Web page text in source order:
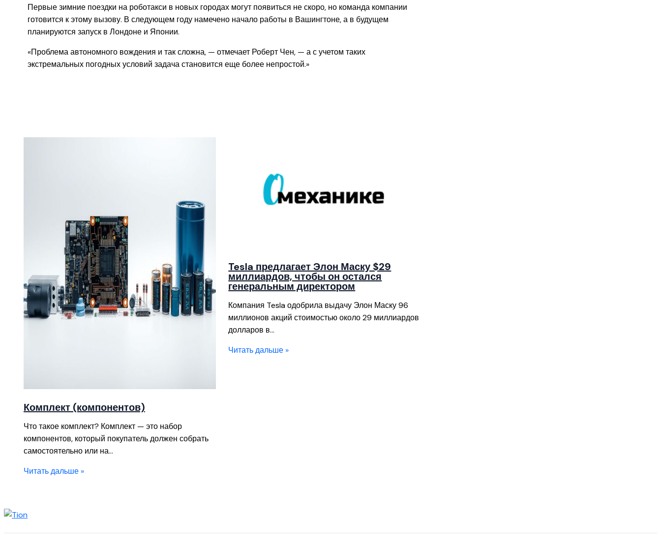
Первые зимние поездки на роботакси в новых городах могут появиться не скоро, но команда компании
готовится к этому вызову. В следующем году намечено начало работы в Вашингтоне, а в будущем
планируются запуск в Лондоне и Японии.
«Проблема автономного вождения и так сложна, — отмечает Роберт Чен, — а с учетом таких
экстремальных погодных условий задача становится еще более непростой.»
Комплект (компонентов)
Что такое комплект? Комплект — это набор
компонентов, который покупатель должен собрать
самостоятельно или на…
Читать дальше »
Tesla предлагает Элон Маску $29
миллиардов, чтобы он остался
генеральным директором
Компания Tesla одобрила выдачу Элон Маску 96
миллионов акций стоимостью около 29 миллиардов
долларов в…
Читать дальше »